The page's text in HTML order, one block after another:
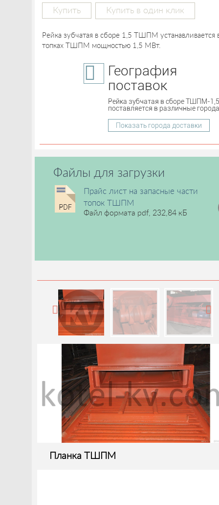
Купить Купить в один клик
Рейка зубчатая в сборе 1,5 ТШПМ устанавливается
топках ТШПМ мощностью 1,5 МВт.
География
поставок
Рейка зубчатая в сборе ТШПМ-
поставляется в различные
Показать города доставки
Файлы для загрузки
Прайс лист на запасные части
топок ТШПМ
Файл формата pdf, 232,84 кБ
Планка ТШПМ